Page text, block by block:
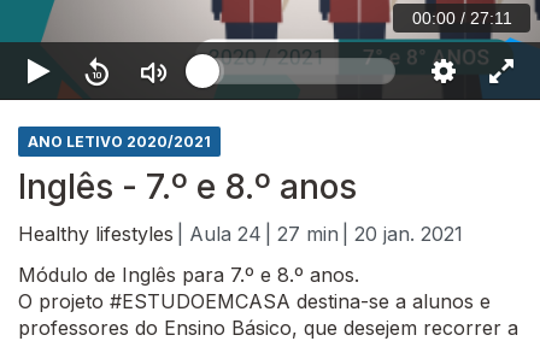
00:00 / 27:11
ANO LETIVO 2020/2021
Inglês - 7.º e 8.º anos
Healthy lifestyles | Aula 24 | 27 min
| 20 jan. 2021
Módulo de Inglês para 7.º e 8.º anos.
O projeto #ESTUDOEMCASA destina-se a alunos e
professores do Ensino Básico, que desejem recorrer a